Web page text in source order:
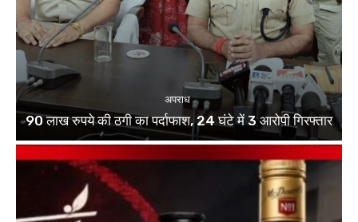
अपराध
90 लाख रुपये की ठगी का पर्दाफाश, 24 घंटे में 3 आरोपी गिरफ्तार